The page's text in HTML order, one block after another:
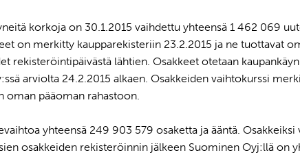
korkoja on 30.1.2015 vaihdettu yhteensä 1 462 069
on merkitty kaupparekisteriin 23.2.2015 ja ne tuottavat
rekisteröintipäivästä lähtien. Osakkeet otetaan
arviolta 24.2.2015 alkaen. Osakkeiden vaihtokurssi
oman pääoman rahastoon.
yhteensä 249 903 579 osaketta ja ääntä. Osakkeiksi
osakkeiden rekisteröinnin jälkeen Suominen Oyj:llä on